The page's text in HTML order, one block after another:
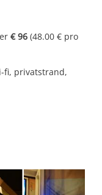
€ 96 (48.00 € pro
fi, privatstrand,